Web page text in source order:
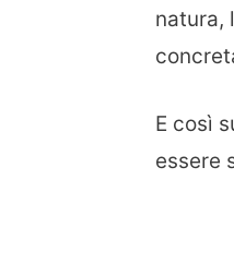
natura,
E così
essere